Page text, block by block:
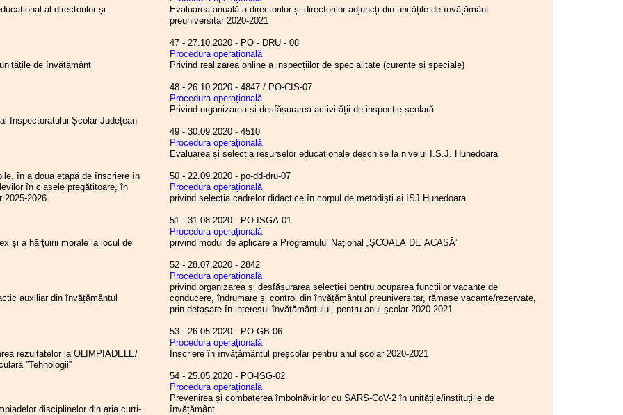
Consiliul de administrație al
I.S.J. Hunedoara
I.S.J. Hunedoara
I.S.J. Hunedoara
(IFN) SIP Hunedoara
I.S.J. Hunedoara
Biroul Executiv S.I.P. Județul
Hunedoara - F.S.E. „Spiru Haret”
învățământ preuniversitar din județul
Concursul de manuscrise „Magister” -
ediția 2024
Indicele ITUC al respectării drepturilor
salariaților și organizațiilor sindicale
de merit - sesiunea 2024
Metodologia privind acordarea gradației
de merit - sesiunea 2024
al directorilor și
de învățământ
Inspectoratului Școlar Județean
în a doua etapă de înscriere în
în clasele pregătitoare, în
2026.
și a hărțuirii morale la locul de
auxiliar din învățământul
rezultatelor la OLIMPIADELE/
”Tehnologii”
disciplinelor din aria curri-
Evaluarea anuală a directorilor și directorilor adjuncți din unitățile de învățământ
preuniversitar 2020-2021
47 - 27.10.2020 - PO - DRU - 08
Procedura operațională
Privind realizarea online a inspecțiilor de specialitate (curente și speciale)
48 - 26.10.2020 - 4847 / PO-CIS-07
Procedura operațională
Privind organizarea și desfășurarea activității de inspecție școlară
49 - 30.09.2020 - 4510
Procedura operațională
Evaluarea și selecția resurselor educaționale deschise la nivelul I.S.J. Hunedoara
50 - 22.09.2020 - po-dd-dru-07
Procedura operațională
privind selecția cadrelor didactice în corpul de metodiști ai ISJ Hunedoara
51 - 31.08.2020 - PO ISGA-01
Procedura operațională
privind modul de aplicare a Programului Național „ȘCOALA DE ACASĂ”
52 - 28.07.2020 - 2842
Procedura operațională
privind organizarea și desfășurarea selecției pentru ocuparea funcțiilor vacante de
conducere, îndrumare și control din învățământul preuniversitar, rămase vacante/rezervate,
prin detașare în interesul învățământului, pentru anul școlar 2020-2021
53 - 26.05.2020 - PO-GB-06
Procedura operațională
Înscriere în învățământul preșcolar pentru anul școlar 2020-2021
54 - 25.05.2020 - PO-ISG-02
Procedura operațională
Prevenirea și combaterea îmbolnăvirilor cu SARS-CoV-2 în unitățile/instituțiile de
învățământ